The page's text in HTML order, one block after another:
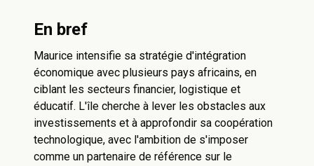
En bref
Maurice intensifie sa stratégie d'intégration
économique avec plusieurs pays africains, en
ciblant les secteurs financier, logistique et
éducatif. L'île cherche à lever les obstacles aux
investissements et à approfondir sa coopération
technologique, avec l'ambition de s'imposer
comme un partenaire de référence sur le